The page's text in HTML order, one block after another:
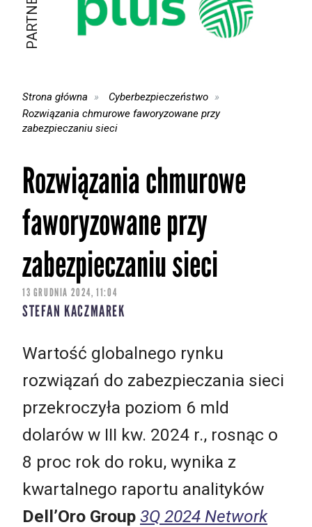
Strona główna
Cyberbezpieczeństwo
Rozwiązania chmurowe faworyzowane przy
zabezpieczaniu sieci
Rozwiązania chmurowe
faworyzowane przy
zabezpieczaniu sieci
13 GRUDNIA 2024, 11:04
STEFAN KACZMAREK
Wartość globalnego rynku
rozwiązań do zabezpieczania sieci
przekroczyła poziom 6 mld
dolarów w III kw. 2024 r., rosnąc o
8 proc rok do roku, wynika z
kwartalnego raportu analityków
Dell’Oro Group 3Q 2024 Network